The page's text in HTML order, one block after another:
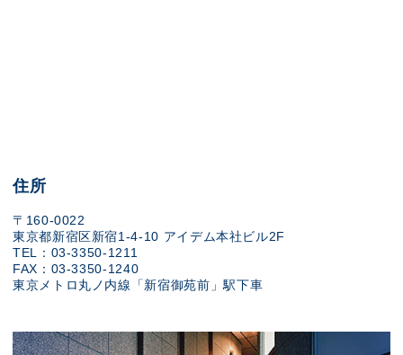
住所
〒160-0022
東京都新宿区新宿1-4-10 アイデム本社ビル2F
TEL：03-3350-1211
FAX：03-3350-1240
東京メトロ丸ノ内線「新宿御苑前」駅下車